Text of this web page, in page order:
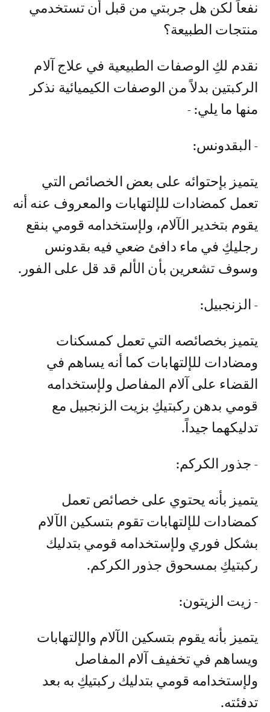
نفعاً لكن هل جربتي من قبل أن تستخدمي
منتجات الطبيعة؟
نقدم لكِ الوصفات الطبيعية في علاج آلام
الركبتين بدلاً من الوصفات الكيميائية نذكر
منها ما يلي: -
- البقدونس:
يتميز بإحتوائه على بعض الخصائص التي
تعمل كمضادات للإلتهابات والمعروف عنه أنه
يقوم بتخدير الآلام، ولإستخدامه قومي بنقع
رجليكِ في ماء دافئ ضعي فيه بقدونس
وسوف تشعرين بأن الألم قد قل على الفور.
- الزنجبيل:
يتميز بخصائصه التي تعمل كمسكنات
ومضادات للإلتهابات كما أنه يساهم في
القضاء على آلام المفاصل ولإستخدامه
قومي بدهن ركبتيكِ بزيت الزنجبيل مع
تدليكهما جيداً.
- جذور الكركم:
يتميز بأنه يحتوي على خصائص تعمل
كمضادات للإلتهابات تقوم بتسكين الآلام
بشكل فوري ولإستخدامه قومي بتدليك
ركبتيكِ بمسحوق جذور الكركم.
- زيت الزيتون:
يتميز بأنه يقوم بتسكين الآلام والإلتهابات
ويساهم في تخفيف آلام المفاصل
ولإستخدامه قومي بتدليك ركبتيكِ به بعد
تدفئته.